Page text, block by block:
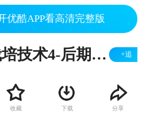
优酷APP看高清完整版
两高一优小麦栽培技术4-后期管理 +追
收藏 下载 分享